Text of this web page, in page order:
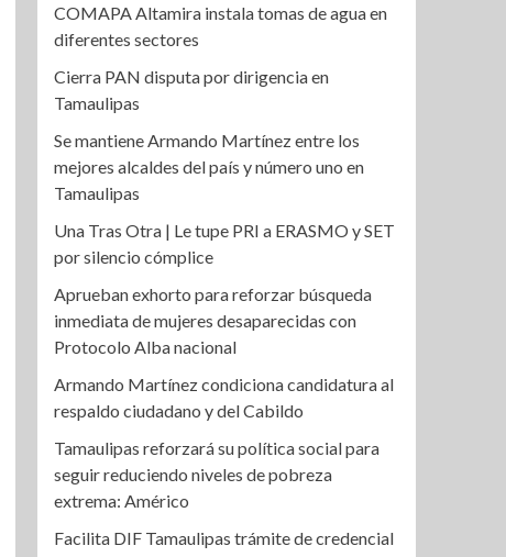
COMAPA Altamira instala tomas de agua en
diferentes sectores
Cierra PAN disputa por dirigencia en
Tamaulipas
Se mantiene Armando Martínez entre los
mejores alcaldes del país y número uno en
Tamaulipas
Una Tras Otra | Le tupe PRI a ERASMO y SET
por silencio cómplice
Aprueban exhorto para reforzar búsqueda
inmediata de mujeres desaparecidas con
Protocolo Alba nacional
Armando Martínez condiciona candidatura al
respaldo ciudadano y del Cabildo
Tamaulipas reforzará su política social para
seguir reduciendo niveles de pobreza
extrema: Américo
Facilita DIF Tamaulipas trámite de credencial